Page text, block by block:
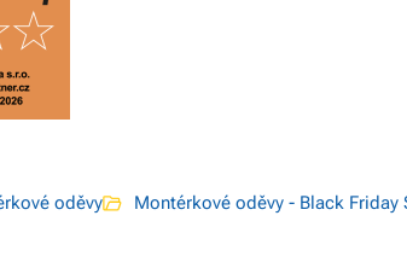
oděvy
Montérkové oděvy - Black Friday